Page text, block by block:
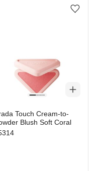
Favorilere ekle/çıkar
Touch Cream-to-
Blush Soft Coral